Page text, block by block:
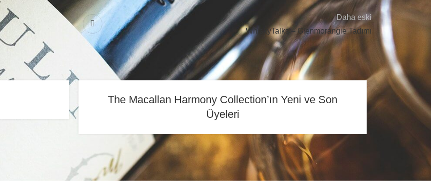
Daha eski
WhiskyTalks – Glenmorangie Tadımı
The Macallan Harmony Collection’ın Yeni ve Son
Üyeleri